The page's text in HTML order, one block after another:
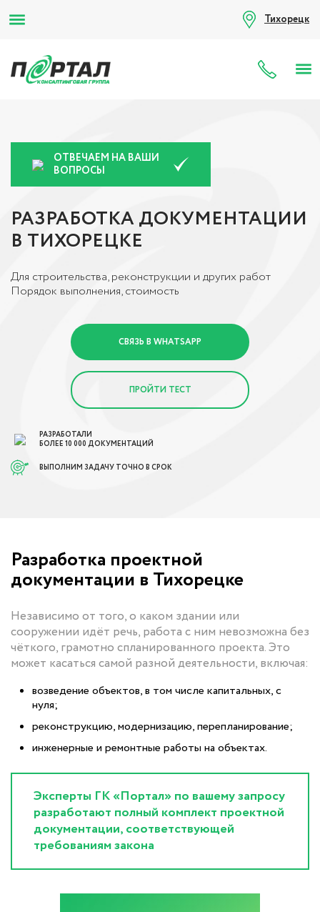
Тихорецк
8
ОТВЕЧАЕМ НА ВАШИ
ВОПРОСЫ
РАЗРАБОТКА ДОКУМЕНТАЦИИ
В ТИХОРЕЦКЕ
Для строительства, реконструкции и других работ
Порядок выполнения, стоимость
СВЯЗЬ В WHATSAPP
ПРОЙТИ ТЕСТ
РАЗРАБОТАЛИ
БОЛЕЕ 10 000 ДОКУМЕНТАЦИЙ
ВЫПОЛНИМ ЗАДАЧУ ТОЧНО В СРОК
Разработка проектной
документации в Тихорецке
Независимо от того, о каком здании или
сооружении идёт речь, работа с ним невозможна без
чёткого, грамотно спланированного проекта. Это
может касаться самой разной деятельности, включая:
возведение объектов, в том числе капитальных, с
нуля;
реконструкцию, модернизацию, перепланирование;
инженерные и ремонтные работы на объектах.
Эксперты ГК «Портал» по вашему запросу
разработают полный комплект проектной
документации, соответствующей
требованиям закона